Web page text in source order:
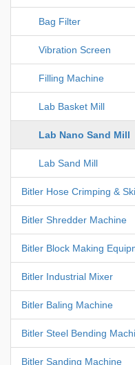
Bag Filter
Vibration Screen
Filling Machine
Lab Basket Mill
Lab Nano Sand Mill
Lab Sand Mill
Bitler Hose Crimping &
Bitler Shredder Machine
Bitler Block Making
Bitler Industrial Mixer
Bitler Baling Machine
Bitler Steel Bending
Bitler Sanding Machine